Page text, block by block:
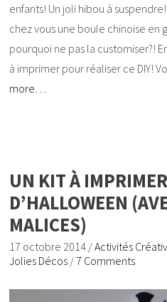
enfants! Un joli hibou à
chez vous une boule chinoise en
pourquoi ne pas la customiser?!
à imprimer pour réaliser ce DIY!
more…
UN KIT À
D’HALLOWEEN
MALICES)
17 octobre 2014 /Activités
Jolies Décos /7 Comments